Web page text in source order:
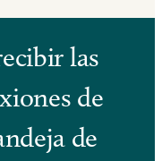
las
de
de